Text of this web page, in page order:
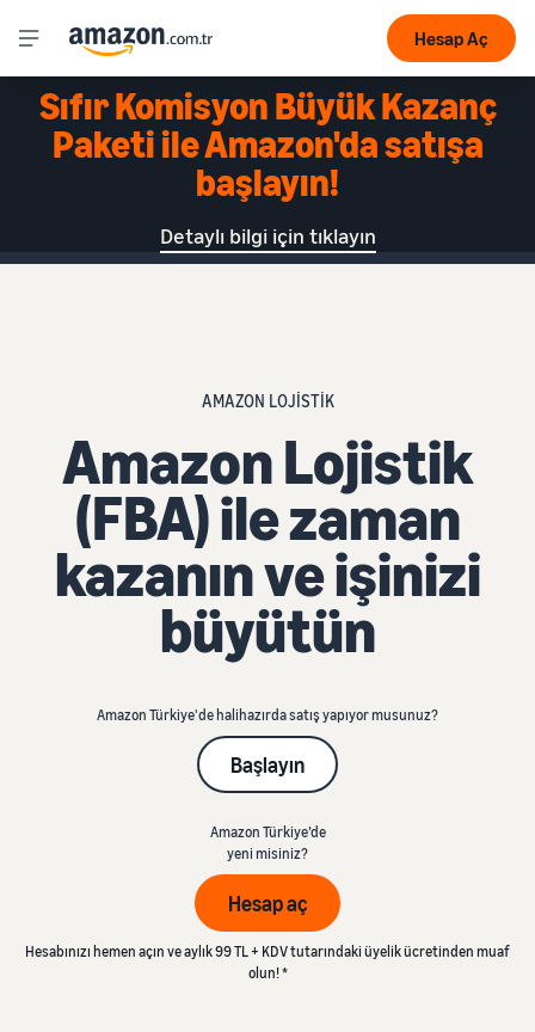
Hesap Aç
Sıfır Komisyon Büyük Kazanç
Paketi ile Amazon'da satışa
başlayın!
Detaylı bilgi için tıklayın
AMAZON LOJİSTİK
Amazon Lojistik
(FBA) ile zaman
kazanın ve işinizi
büyütün
Amazon Türkiye'de halihazırda satış yapıyor musunuz?
Başlayın
Amazon Türkiye’de
yeni misiniz?
Hesap aç
Hesabınızı hemen açın ve aylık 99 TL + KDV tutarındaki üyelik ücretinden muaf
olun! *